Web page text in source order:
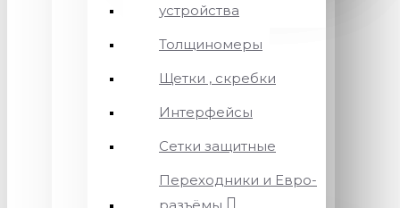
устройства
Толщиномеры
Щетки , скребки
Интерфейсы
Сетки защитные
Переходники и Евро-